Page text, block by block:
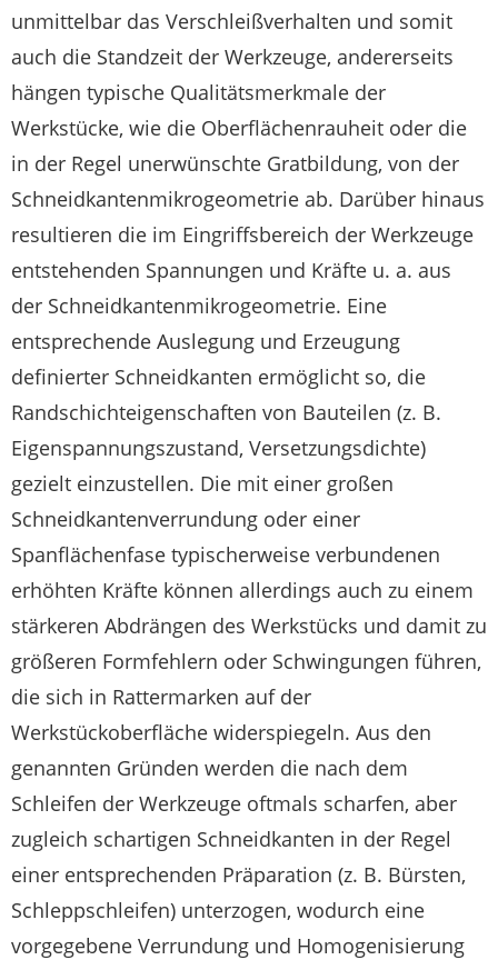
unmittelbar das Verschleißverhalten und somit
auch die Standzeit der Werkzeuge, andererseits
hängen typische Qualitätsmerkmale der
Werkstücke, wie die Oberflächenrauheit oder die
in der Regel unerwünschte Gratbildung, von der
Schneidkantenmikrogeometrie ab. Darüber hinaus
resultieren die im Eingriffsbereich der Werkzeuge
entstehenden Spannungen und Kräfte u. a. aus
der Schneidkantenmikrogeometrie. Eine
entsprechende Auslegung und Erzeugung
definierter Schneidkanten ermöglicht so, die
Randschichteigenschaften von Bauteilen (z. B.
Eigenspannungszustand, Versetzungsdichte)
gezielt einzustellen. Die mit einer großen
Schneidkantenverrundung oder einer
Spanflächenfase typischerweise verbundenen
erhöhten Kräfte können allerdings auch zu einem
stärkeren Abdrängen des Werkstücks und damit zu
größeren Formfehlern oder Schwingungen führen,
die sich in Rattermarken auf der
Werkstückoberfläche widerspiegeln. Aus den
genannten Gründen werden die nach dem
Schleifen der Werkzeuge oftmals scharfen, aber
zugleich schartigen Schneidkanten in der Regel
einer entsprechenden Präparation (z. B. Bürsten,
Schleppschleifen) unterzogen, wodurch eine
vorgegebene Verrundung und Homogenisierung